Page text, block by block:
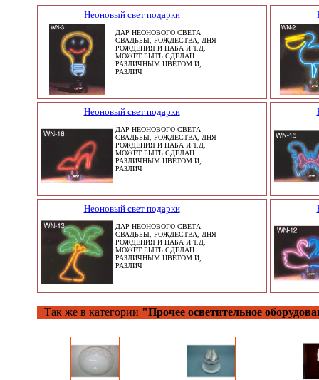
Неоновый свет подарки
ДАР НЕОНОВОГО СВЕТА
СВАДЬБЫ, РОЖДЕСТВА, ДНЯ
РОЖДЕНИЯ И ПАБА И Т.Д.
МОЖЕТ БЫТЬ СДЕЛАН
РАЗЛИЧНЫМ ЦВЕТОМ И,
РАЗЛИЧ
Неоновый свет подарки
ДАР НЕОНОВОГО СВЕТА
СВАДЬБЫ, РОЖДЕСТВА, ДНЯ
РОЖДЕНИЯ И ПАБА И Т.Д.
МОЖЕТ БЫТЬ СДЕЛАН
РАЗЛИЧНЫМ ЦВЕТОМ И,
РАЗЛИЧ
Неоновый свет подарки
ДАР НЕОНОВОГО СВЕТА
СВАДЬБЫ, РОЖДЕСТВА, ДНЯ
РОЖДЕНИЯ И ПАБА И Т.Д.
МОЖЕТ БЫТЬ СДЕЛАН
РАЗЛИЧНЫМ ЦВЕТОМ И,
РАЗЛИЧ
Так же в категории "Прочее осветительное